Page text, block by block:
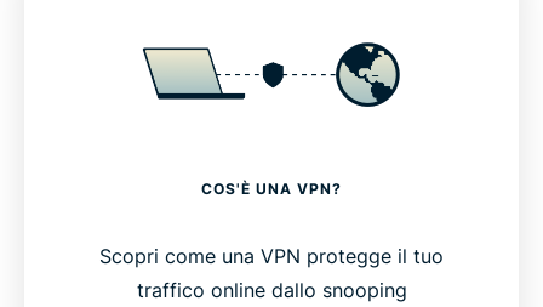
COS'È UNA VPN?
Scopri come una VPN protegge il tuo
traffico online dallo snooping